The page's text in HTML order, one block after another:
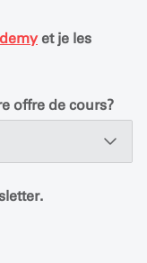
et je les
offre de cours?